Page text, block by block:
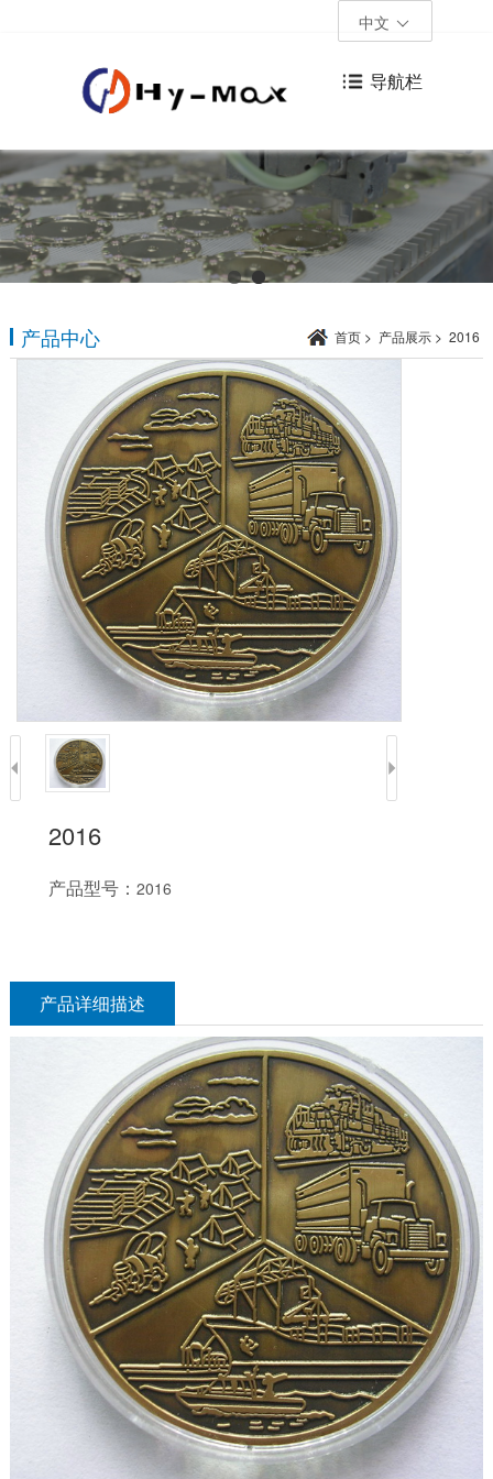
中文
导航栏
产品中心 首页 > 产品展示 > 2016
2016
产品型号：2016
产品详细描述